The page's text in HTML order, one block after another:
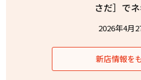
さだ］で
2026年4月
新店情報を